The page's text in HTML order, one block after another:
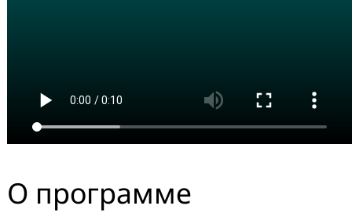
О программе